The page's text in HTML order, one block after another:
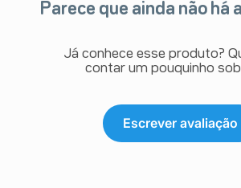
Parece que ainda não há
Já conhece esse produto?
contar um pouquinho
Escrever avaliação